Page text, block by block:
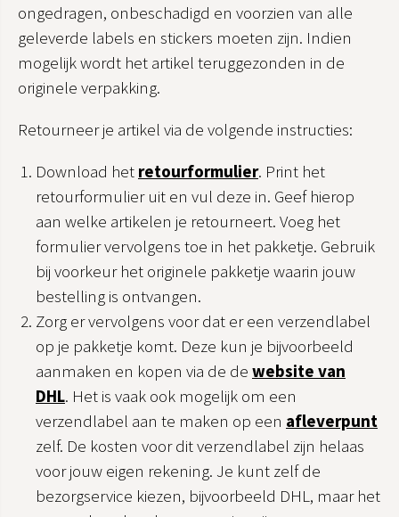
ongedragen, onbeschadigd en voorzien van alle
geleverde labels en stickers moeten zijn. Indien
mogelijk wordt het artikel teruggezonden in de
originele verpakking.
Retourneer je artikel via de volgende instructies:
Download het retourformulier. Print het
retourformulier uit en vul deze in. Geef hierop
aan welke artikelen je retourneert. Voeg het
formulier vervolgens toe in het pakketje. Gebruik
bij voorkeur het originele pakketje waarin jouw
bestelling is ontvangen.
Zorg er vervolgens voor dat er een verzendlabel
op je pakketje komt. Deze kun je bijvoorbeeld
aanmaken en kopen via de de website van
DHL. Het is vaak ook mogelijk om een
verzendlabel aan te maken op een afleverpunt
zelf. De kosten voor dit verzendlabel zijn helaas
voor jouw eigen rekening. Je kunt zelf de
bezorgservice kiezen, bijvoorbeeld DHL, maar het